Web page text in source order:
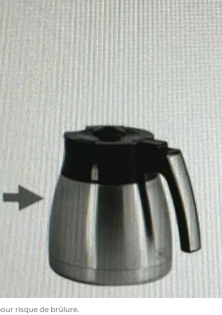
risque de brûlure.